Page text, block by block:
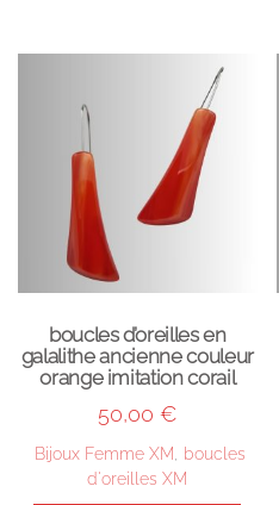
boucles d’oreilles en
galalithe ancienne couleur
orange imitation corail
50,00 €
Bijoux Femme XM
boucles
d'oreilles XM